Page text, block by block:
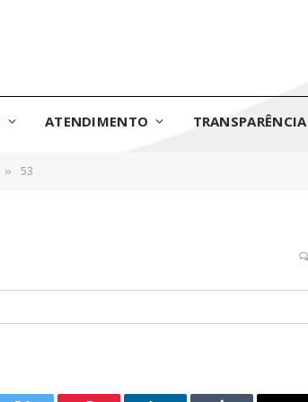
ATENDIMENTO TRANSPARÊNCIA
» 53